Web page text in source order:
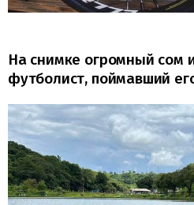
На снимке огромный сом
футболист, поймавший